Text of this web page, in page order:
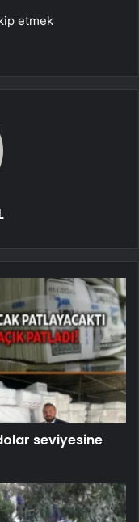
etmek
seviyesine